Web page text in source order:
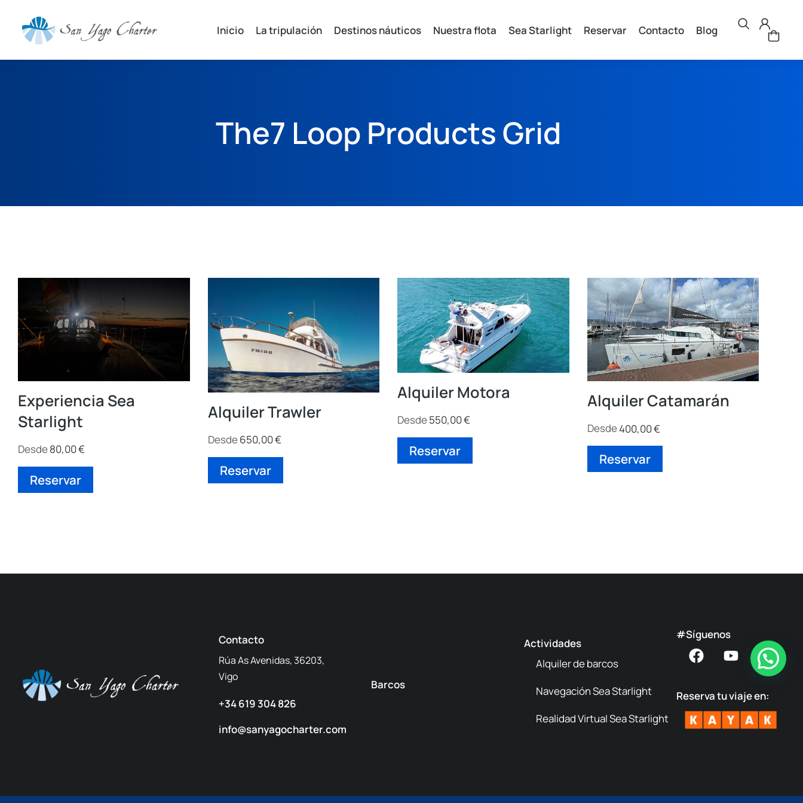
Inicio La tripulación Destinos náuticos Nuestra flota Sea Starlight Reservar Contacto Blog
The7 Loop Products Grid
Experiencia Sea
Starlight
Desde80,00€
Reservar
Alquiler Trawler
Desde650,00€
Reservar
Alquiler Motora
Desde550,00€
Reservar
Alquiler Catamarán
Desde400,00€
Reservar
Contacto
Rúa As Avenidas, 36203,
Vigo
+34 619 304 826
info@sanyagocharter.com
Barcos
Actividades
Alquiler de barcos
Navegación Sea Starlight
Realidad Virtual Sea Starlight
#Síguenos
Reserva tu viaje en: